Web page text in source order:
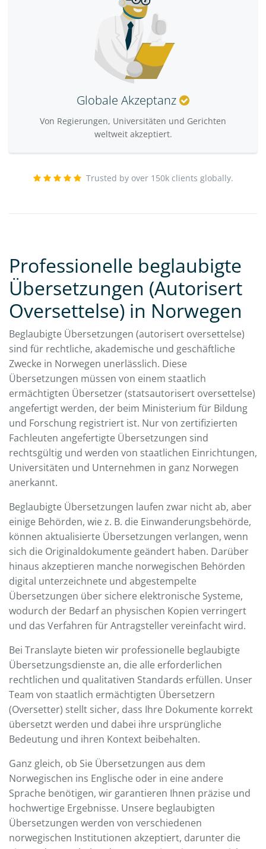
Globale Akzeptanz
Von Regierungen, Universitäten und Gerichten
weltweit akzeptiert.
Trusted by over 150k clients globally.
Professionelle beglaubigte
Übersetzungen (Autorisert
Oversettelse) in Norwegen
Beglaubigte Übersetzungen (autorisert oversettelse)
sind für rechtliche, akademische und geschäftliche
Zwecke in Norwegen unerlässlich. Diese
Übersetzungen müssen von einem staatlich
ermächtigten Übersetzer (statsautorisert oversettelse)
angefertigt werden, der beim Ministerium für Bildung
und Forschung registriert ist. Nur von zertifizierten
Fachleuten angefertigte Übersetzungen sind
rechtsgültig und werden von staatlichen Einrichtungen,
Universitäten und Unternehmen in ganz Norwegen
anerkannt.
Beglaubigte Übersetzungen laufen zwar nicht ab, aber
einige Behörden, wie z. B. die Einwanderungsbehörde,
können aktualisierte Übersetzungen verlangen, wenn
sich die Originaldokumente geändert haben. Darüber
hinaus akzeptieren manche norwegischen Behörden
digital unterzeichnete und abgestempelte
Übersetzungen über sichere elektronische Systeme,
wodurch der Bedarf an physischen Kopien verringert
und das Verfahren für Antragsteller vereinfacht wird.
Bei Translayte bieten wir professionelle beglaubigte
Übersetzungsdienste an, die alle erforderlichen
rechtlichen und qualitativen Standards erfüllen. Unser
Team von staatlich ermächtigten Übersetzern
(Oversetter) stellt sicher, dass Ihre Dokumente korrekt
übersetzt werden und dabei ihre ursprüngliche
Bedeutung und ihren Kontext beibehalten.
Ganz gleich, ob Sie Übersetzungen aus dem
Norwegischen ins Englische oder in eine andere
Sprache benötigen, wir garantieren Ihnen präzise und
hochwertige Ergebnisse. Unsere beglaubigten
Übersetzungen werden von verschiedenen
norwegischen Institutionen akzeptiert, darunter die